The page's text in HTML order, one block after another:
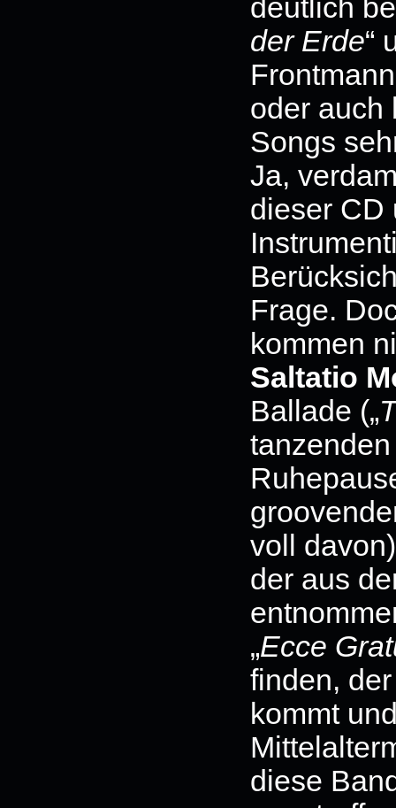
deutlich
der Erde“
oder auch
Songs
Ja,
dieser CD
Frage.
kommen
Saltatio
Ballade („
voll davon)
der aus
„Ecce
finden,
kommt
diese